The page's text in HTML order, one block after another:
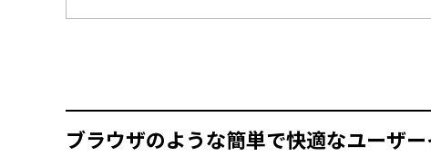
ブラウザのような簡単で快適なユーザ